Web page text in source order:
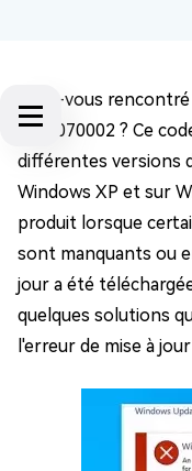
Avez-vous
0x80070002 ? Ce
différentes versions
Windows XP et sur
produit lorsque
sont manquants ou
jour a été
quelques solutions
l'erreur de mise à